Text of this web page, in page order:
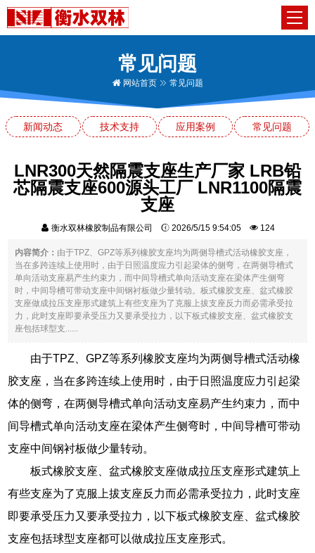
常见问题
网站首页 常见问题
新闻动态 技术支持 应用案例 常见问题
LNR300天然隔震支座生产厂家 LRB铅
芯隔震支座600源头工厂 LNR1100隔震
支座
衡水双林橡胶制品有限公司 2026/5/15 9:54:05 124
内容简介： 由于TPZ、GPZ等系列橡胶支座均为两侧导槽式活动橡胶支座，
当在多跨连续上使用时，由于日照温度应力引起梁体的侧弯，在两侧导槽式
单向活动支座易产生约束力，而中间导槽式单向活动支座在梁体产生侧弯
时，中间导槽可带动支座中间钢衬板做少量转动。板式橡胶支座、盆式橡胶
支座做成拉压支座形式建筑上有些支座为了克服上拔支座反力而必需承受拉
力，此时支座即要承受压力又要承受拉力，以下板式橡胶支座、盆式橡胶支
座包括球型支......
由于TPZ、GPZ等系列橡胶支座均为两侧导槽式活动橡
胶支座，当在多跨连续上使用时，由于日照温度应力引起梁
体的侧弯，在两侧导槽式单向活动支座易产生约束力，而中
间导槽式单向活动支座在梁体产生侧弯时，中间导槽可带动
支座中间钢衬板做少量转动。
板式橡胶支座、盆式橡胶支座做成拉压支座形式建筑上
有些支座为了克服上拔支座反力而必需承受拉力，此时支座
即要承受压力又要承受拉力，以下板式橡胶支座、盆式橡胶
支座包括球型支座都可以做成拉压支座形式。